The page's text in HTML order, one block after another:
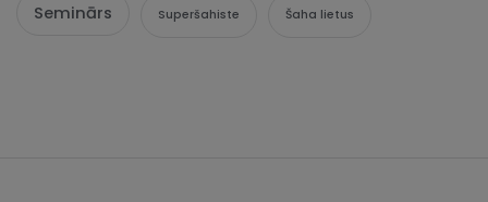
Seminārs Superšahiste Šaha lietus